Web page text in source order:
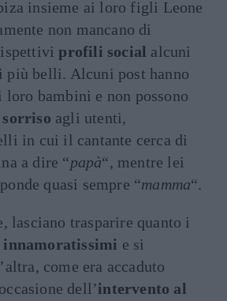
insieme ai loro figli Leone
non mancano di
profili social alcuni
più belli. Alcuni post hanno
bambini e non possono
sorriso agli utenti,
in cui il cantante cerca di
a dire “papà“, mentre lei
quasi sempre “mamma“.
lasciano trasparire quanto i
innamoratissimi e si
come era accaduto
dell’intervento al